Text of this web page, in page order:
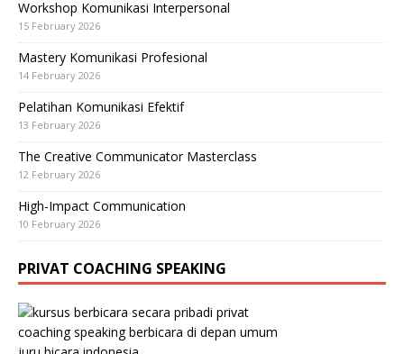
Workshop Komunikasi Interpersonal
15 February 2026
Mastery Komunikasi Profesional
14 February 2026
Pelatihan Komunikasi Efektif
13 February 2026
The Creative Communicator Masterclass
12 February 2026
High-Impact Communication
10 February 2026
PRIVAT COACHING SPEAKING